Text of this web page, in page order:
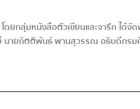
ลุ่มหนังสือตัวเขียนและจารึก ได้จั
ายกิตติพันธ์ พานสุวรรณ อธิบดีกรม